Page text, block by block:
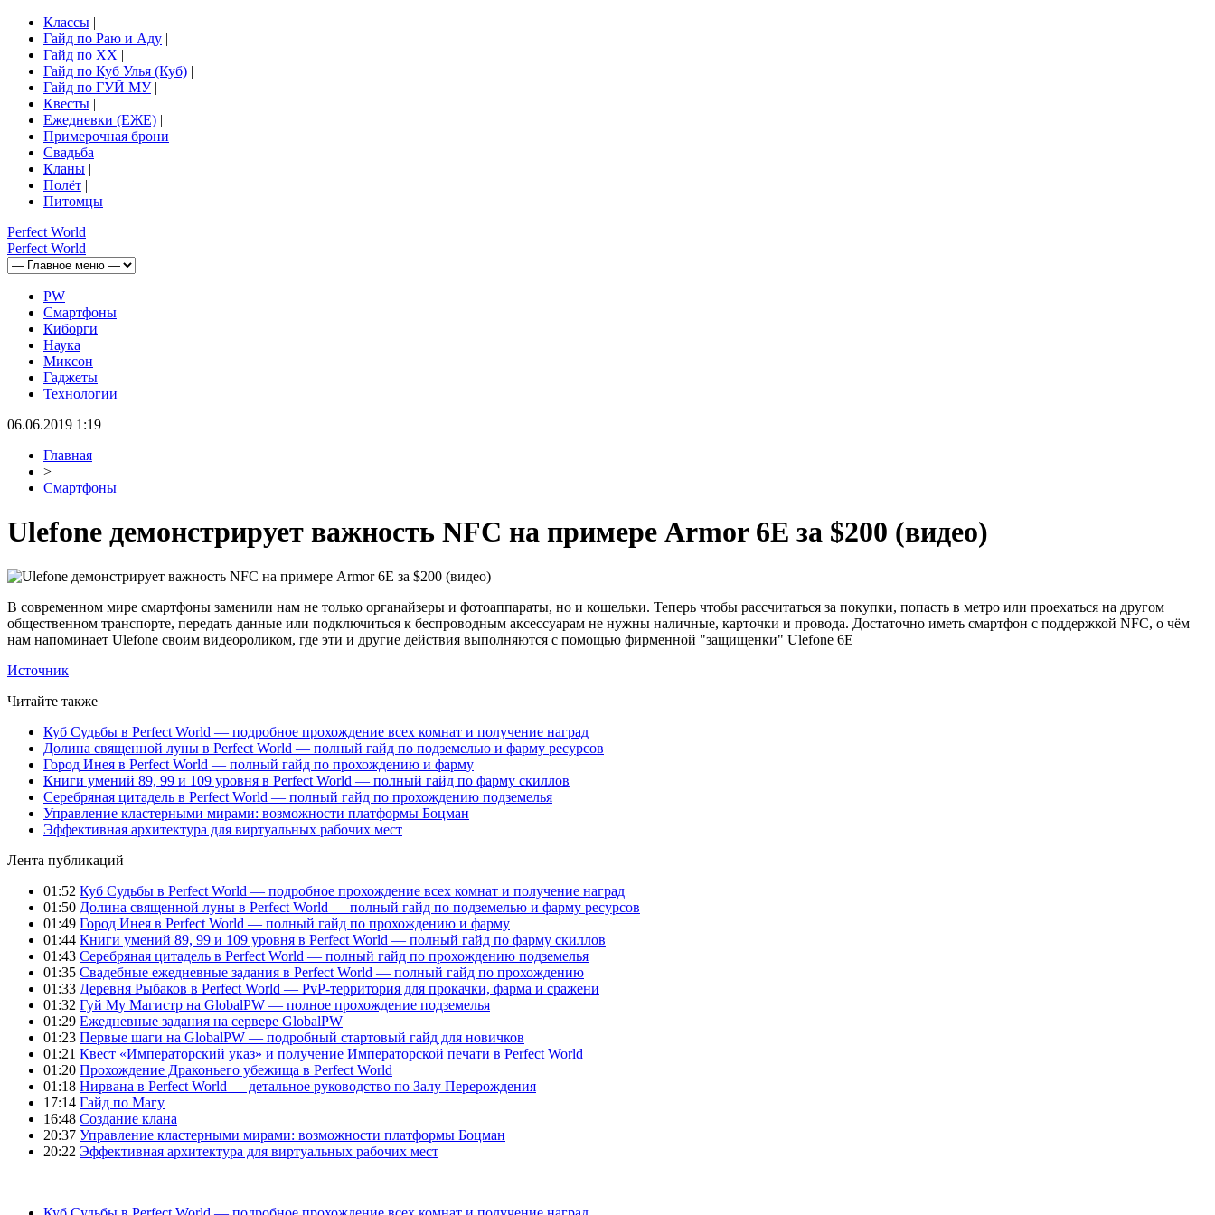
Классы |
Гайд по Раю и Аду |
Гайд по ХХ |
Гайд по Куб Улья (Куб) |
Гайд по ГУЙ МУ|
Квесты |
Ежедневки (ЕЖЕ) |
Примерочная брони |
Свадьба |
Кланы |
Полёт |
Питомцы
Perfect World
Perfect World
PW
Смартфоны
Киборги
Наука
Миксон
Гаджеты
Технологии
06.06.2019 1:19
Главная
>
Смартфоны
Ulefone демонстрирует важность NFC на примере Armor 6E за $200 (видео)
В современном мире смартфоны заменили нам не только органайзеры и фотоаппараты, но и кошельки. Теперь чтобы рассчитаться за покупки, попасть в метро или проехаться на другом
общественном транспорте, передать данные или подключиться к беспроводным аксессуарам не нужны наличные, карточки и провода. Достаточно иметь смартфон с поддержкой NFC, о чём
нам напоминает Ulefone своим видеороликом, где эти и другие действия выполняются с помощью фирменной "защищенки" Ulefone 6E
Источник
Читайте также
Куб Судьбы в Perfect World — подробное прохождение всех комнат и получение наград
Долина священной луны в Perfect World — полный гайд по подземелью и фарму ресурсов
Город Инея в Perfect World — полный гайд по прохождению и фарму
Книги умений 89, 99 и 109 уровня в Perfect World — полный гайд по фарму скиллов
Серебряная цитадель в Perfect World — полный гайд по прохождению подземелья
Управление кластерными мирами: возможности платформы Боцман
Эффективная архитектура для виртуальных рабочих мест
Лента публикаций
01:52 Куб Судьбы в Perfect World — подробное прохождение всех комнат и получение наград
01:50 Долина священной луны в Perfect World — полный гайд по подземелью и фарму ресурсов
01:49 Город Инея в Perfect World — полный гайд по прохождению и фарму
01:44 Книги умений 89, 99 и 109 уровня в Perfect World — полный гайд по фарму скиллов
01:43 Серебряная цитадель в Perfect World — полный гайд по прохождению подземелья
01:35 Свадебные ежедневные задания в Perfect World — полный гайд по прохождению
01:33 Деревня Рыбаков в Perfect World — PvP-территория для прокачки, фарма и сражени
01:32 Гуй Му Магистр на GlobalPW — полное прохождение подземелья
01:29 Ежедневные задания на сервере GlobalPW
01:23 Первые шаги на GlobalPW — подробный стартовый гайд для новичков
01:21 Квест «Императорский указ» и получение Императорской печати в Perfect World
01:20 Прохождение Драконьего убежища в Perfect World
01:18 Нирвана в Perfect World — детальное руководство по Залу Перерождения
17:14 Гайд по Магу
16:48 Создание клана
20:37 Управление кластерными мирами: возможности платформы Боцман
20:22 Эффективная архитектура для виртуальных рабочих мест